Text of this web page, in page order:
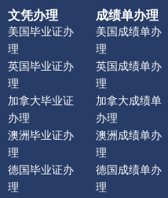
文凭办理
美国毕业证办
理
英国毕业证办
理
加拿大毕业证
办理
澳洲毕业证办
理
德国毕业证办
理
成绩单办理
美国成绩单办
理
英国成绩单办
理
加拿大成绩单
办理
澳洲成绩单办
理
德国成绩单办
理